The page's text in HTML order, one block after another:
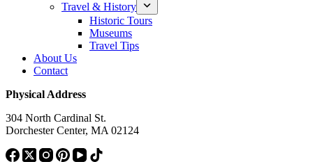
Travel & History
Historic Tours
Museums
Travel Tips
About Us
Contact
Physical Address
304 North Cardinal St.
Dorchester Center, MA 02124